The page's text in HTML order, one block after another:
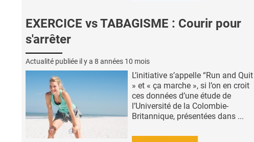
EXERCICE vs TABAGISME : Courir pour
s'arrêter
Actualité publiée il y a 8 années 10 mois
L’initiative s’appelle “Run and Quit
» et « ça marche », si l’on en croit
ces données d’une étude de
l’Université de la Colombie-
Britannique, présentées dans ...